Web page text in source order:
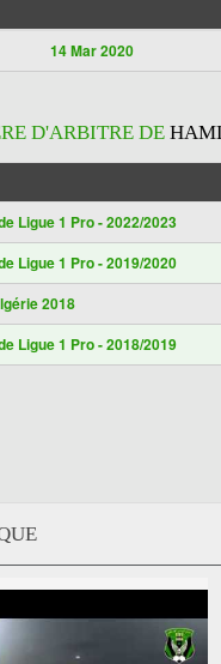
14 Mar 2020
D'ARBITRE DE
Ligue 1 Pro - 2022/2023
Ligue 1 Pro - 2019/2020
2018
Ligue 1 Pro - 2018/2019